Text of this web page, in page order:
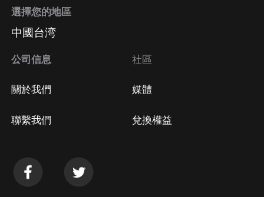
選擇您的地區
中國台湾
公司信息
關於我們
聯繫我們
社區
媒體
兌換權益